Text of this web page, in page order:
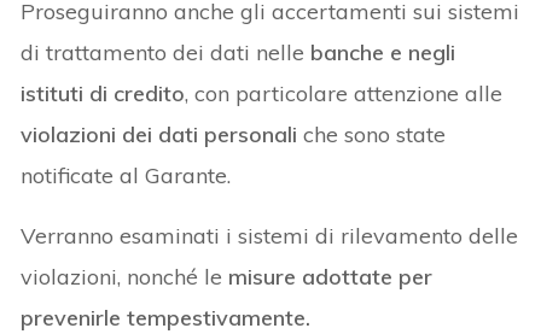
Proseguiranno anche gli accertamenti sui sistemi
di trattamento dei dati nelle banche e negli
istituti di credito, con particolare attenzione alle
violazioni dei dati personali che sono state
notificate al Garante.
Verranno esaminati i sistemi di rilevamento delle
violazioni, nonché le misure adottate per
prevenirle tempestivamente.